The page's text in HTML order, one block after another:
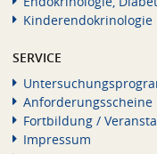
Kinderendokrinologie
SERVICE
Anforderungsscheine
Fortbildung /
Impressum